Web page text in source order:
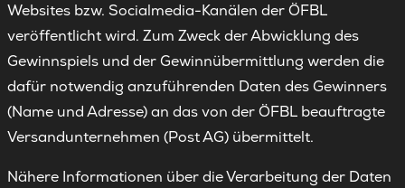
Websites bzw. Socialmedia-Kanälen der ÖFBL
veröffentlicht wird. Zum Zweck der Abwicklung des
Gewinnspiels und der Gewinnübermittlung werden die
dafür notwendig anzuführenden Daten des Gewinners
(Name und Adresse) an das von der ÖFBL beauftragte
Versandunternehmen (Post AG) übermittelt.
Nähere Informationen über die Verarbeitung der Daten